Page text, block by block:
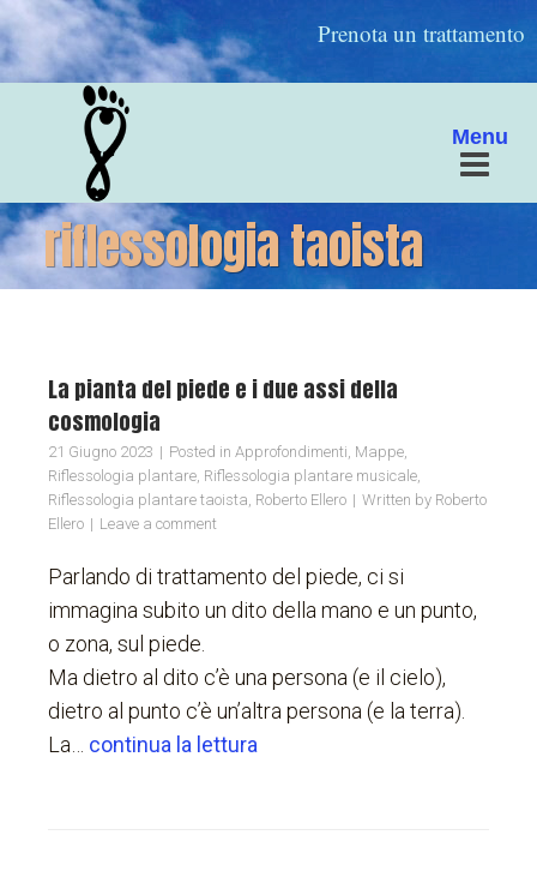
Prenota un trattamento
Menu
riflessologia taoista
La pianta del piede e i due assi della
cosmologia
21 Giugno 2023 Posted in Approfondimenti, Mappe,
Riflessologia plantare, Riflessologia plantare musicale,
Riflessologia plantare taoista, Roberto Ellero Written by Roberto
Ellero
Leave a comment
Parlando di trattamento del piede, ci si
immagina subito un dito della mano e un punto,
o zona, sul piede.
Ma dietro al dito c’è una persona (e il cielo),
dietro al punto c’è un’altra persona (e la terra).
La… continua la lettura